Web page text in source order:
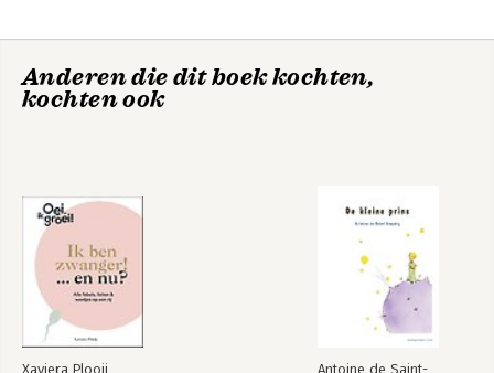
Anderen die dit boek kochten,
kochten ook
Xaviera Plooij Antoine de Saint-